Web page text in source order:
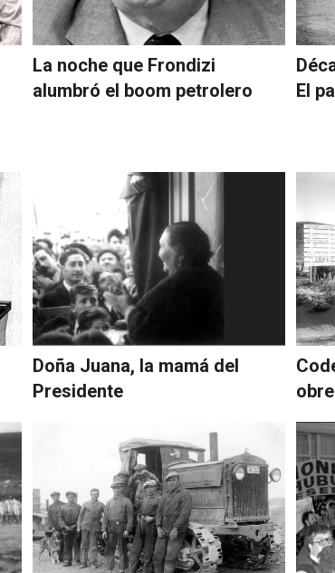
La noche que Frondizi
alumbró el boom petrolero
El
Doña Juana, la mamá del
Presidente